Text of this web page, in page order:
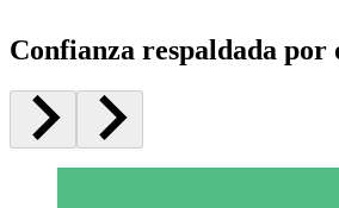
Confianza respaldada por